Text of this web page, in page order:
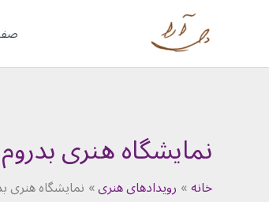
نمایشگاه هنری بدروم ۲۰۲۲
خانه رویدادهای هنری نمایشگاه هنری